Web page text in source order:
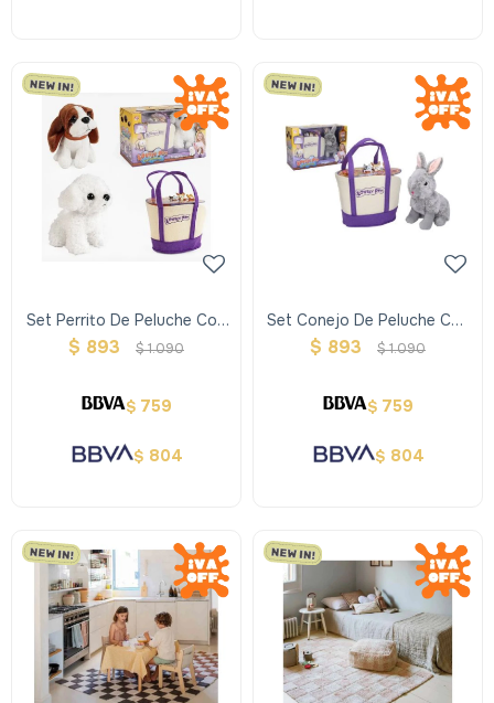
Set Perrito De Peluche Con
Bolso De Paseo
$ 893 $1.090
$ 759
$ 804
Set Conejo De Peluche Con
Bolso De Paseo
$ 893 $1.090
$ 759
$ 804